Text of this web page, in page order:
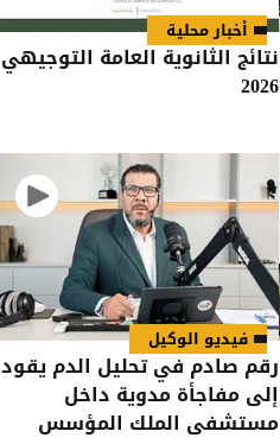
أخبار محلية
نتائج الثانوية العامة التوجيهي
2026
فيديو الوكيل
رقم صادم في تحليل الدم يقود
إلى مفاجأة مدوية داخل
مستشفى الملك المؤسس